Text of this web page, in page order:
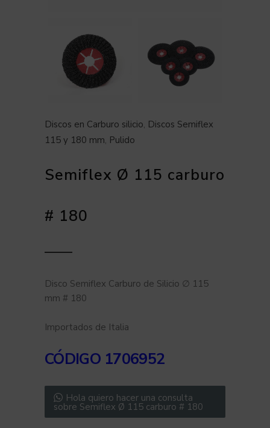
Discos en Carburo silicio, Discos Semiflex
115 y 180 mm, Pulido
Semiflex Ø 115 carburo
# 180
Disco Semiflex Carburo de Silicio ∅ 115
mm # 180
Importados de Italia
CÓDIGO1706952
Hola quiero hacer una consulta
sobre Semiflex Ø 115 carburo # 180